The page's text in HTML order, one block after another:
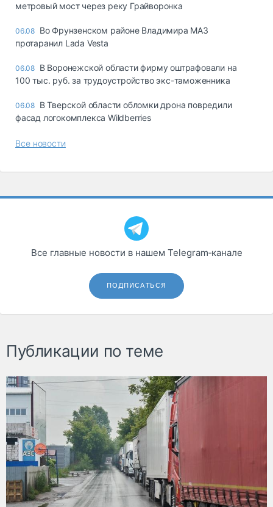
метровый мост через реку Грайворонка
06.08 Во Фрунзенском районе Владимира МАЗ
протаранил Lada Vesta
06.08 В Воронежской области фирму оштрафовали на
100 тыс. руб. за трудоустройство экс-таможенника
06.08 В Тверской области обломки дрона повредили
фасад логокомплекса Wildberries
Все новости
Все главные новости в нашем Telegram‑канале
ПОДПИСАТЬСЯ
Публикации по теме